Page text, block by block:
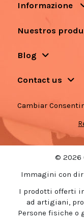
Informazione
Nuestros
Blog
Contact us
Cambiar
© 2026
Immagini con
I prodotti offerti
ad artigiani,
Persone fisiche